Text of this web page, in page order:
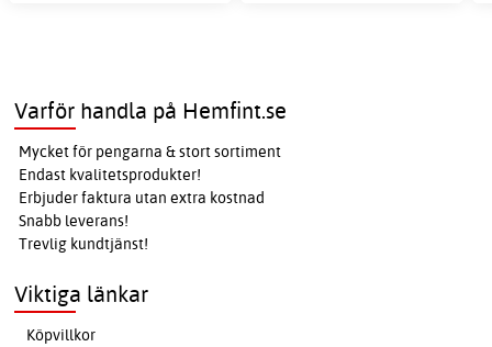
Varför handla på Hemfint.se
Mycket för pengarna & stort sortiment
Endast kvalitetsprodukter!
Erbjuder faktura utan extra kostnad
Snabb leverans!
Trevlig kundtjänst!
Viktiga länkar
Köpvillkor